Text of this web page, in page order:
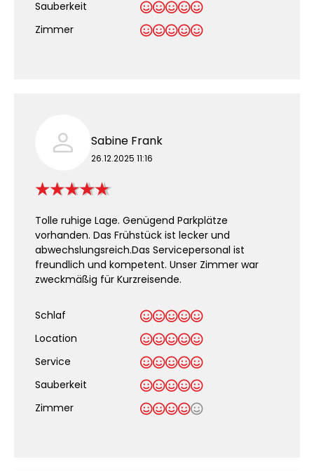
Sauberkeit
Zimmer
Sabine Frank
26.12.2025 11:16
Tolle ruhige Lage. Genügend Parkplätze
vorhanden. Das Frühstück ist lecker und
abwechslungsreich.Das Servicepersonal ist
freundlich und kompetent. Unser Zimmer war
zweckmäßig für Kurzreisende.
Schlaf
Location
Service
Sauberkeit
Zimmer